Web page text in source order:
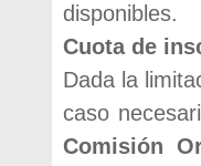
disponibles.
Cuota de
Dada la
caso
Comisión